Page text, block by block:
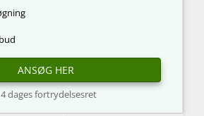
ANSØG HER
dages fortrydelsesret